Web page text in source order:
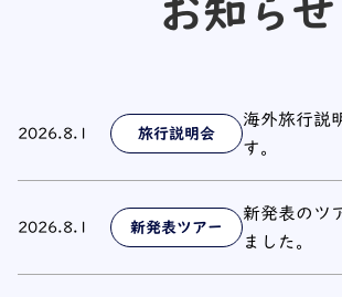
お知らせ
2026.8.1 旅行説明会
海外旅行説
す。
2026.8.1 新発表ツアー
新発表のツ
ました。